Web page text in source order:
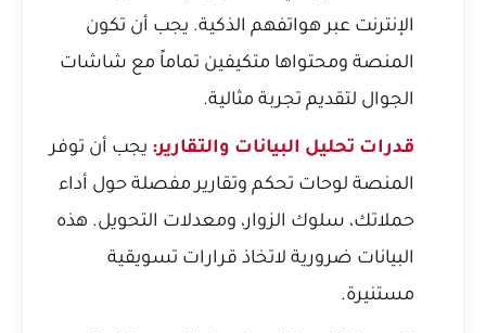
الإنترنت عبر هواتفهم الذكية. يجب أن تكون
المنصة ومحتواها متكيفين تماماً مع شاشات
الجوال لتقديم تجربة مثالية.
قدرات تحليل البيانات والتقارير: يجب أن توفر
المنصة لوحات تحكم وتقارير مفصلة حول أداء
حملاتك، سلوك الزوار، ومعدلات التحويل. هذه
البيانات ضرورية لاتخاذ قرارات تسويقية
مستنيرة.